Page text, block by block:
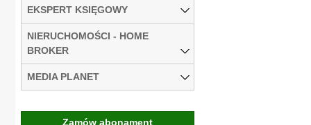
EKSPERT KSIĘGOWY
NIERUCHOMOŚCI - HOME
BROKER
MEDIA PLANET
Zamów abonament